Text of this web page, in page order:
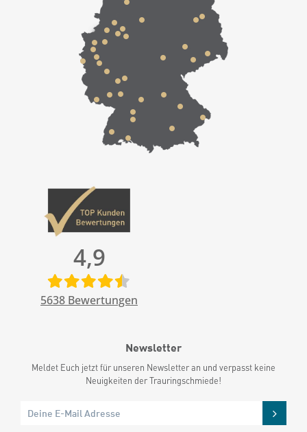
4,9
5638 Bewertungen
Newsletter
Meldet Euch jetzt für unseren Newsletter an und verpasst keine
Neuigkeiten der Trauringschmiede!